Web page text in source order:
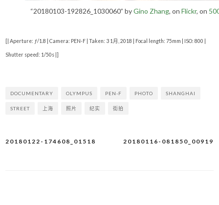
“20180103-192826_1030060” byGino Zhang, on Flickr, on
[| Aperture: ƒ/1.8 | Camera: PEN-F | Taken: 3 1月, 2018 | Focal length: 75mm | ISO: 800 |
Shutter speed: 1/50s |]
DOCUMENTARY OLYMPUS PEN-F PHOTO SHANGHAI
STREET 上海 照片 纪实 街拍
文
20180116-081850_00919
20180122-174608_01518